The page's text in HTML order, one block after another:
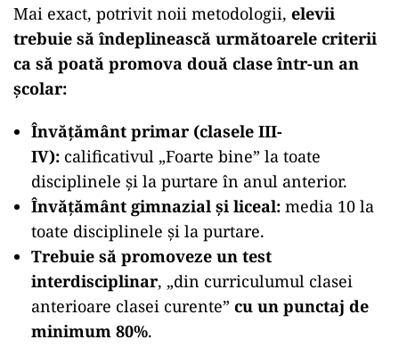
Mai exact, potrivit noii metodologii, elevii
trebuie să îndeplinească următoarele criterii
ca să poată promova două clase într-un an
școlar:
Învățământ primar (clasele III-
IV): calificativul „Foarte bine” la toate
disciplinele și la purtare în anul anterior.
Învățământ gimnazial și liceal: media 10 la
toate disciplinele și la purtare.
Trebuie să promoveze un test
interdisciplinar, „din curriculumul clasei
anterioare clasei curente” cu un punctaj de
minimum 80%.